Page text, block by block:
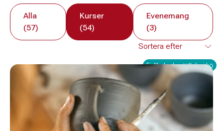
Alla
(57)
Kurser
(54)
Evenemang
(3)
Fullbokad - ställ dig i kö